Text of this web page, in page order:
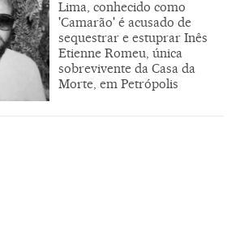
Lima, conhecido como
'Camarão' é acusado de
sequestrar e estuprar Inês
Etienne Romeu, única
sobrevivente da Casa da
Morte, em Petrópolis